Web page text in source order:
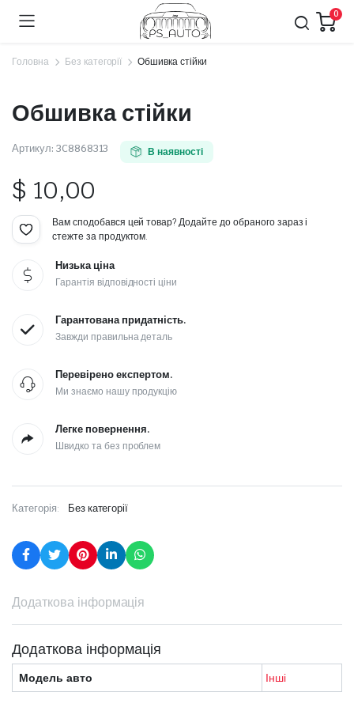
0
Головна Без категорії Обшивка стійки
Обшивка стійки
Артикул: 3C8868313 В наявності
$ 10,00
Вам сподобався цей товар? Додайте до обраного зараз і
стежте за продуктом.
Низька ціна
Гарантія відповідності ціни
Гарантована придатність.
Завжди правильна деталь
Перевірено експертом.
Ми знаємо нашу продукцію
Легке повернення.
Швидко та без проблем
Категорія: Без категорії
Додаткова інформація
Додаткова інформація
Модель авто Інші